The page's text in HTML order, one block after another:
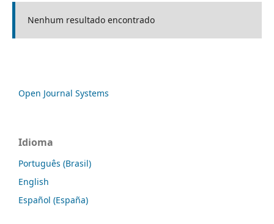
Nenhum resultado encontrado
Open Journal Systems
Idioma
Português (Brasil)
English
Español (España)